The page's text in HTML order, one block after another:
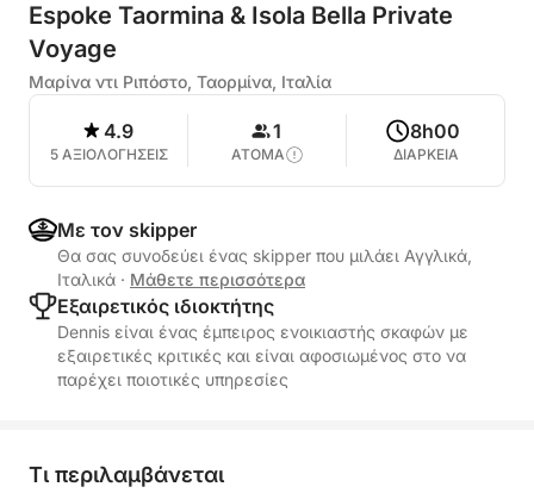
Espoke Taormina & Isola Bella Private
Voyage
Μαρίνα ντι Ριπόστο, Ταορμίνα, Ιταλία
4.9
5 ΑΞΙΟΛΟΓΗΣΕΙΣ
1
ΑΤΟΜΑ
8h00
ΔΙΑΡΚΕΙΑ
Με τον skipper
Θα σας συνοδεύει ένας skipper που μιλάει Αγγλικά,
Ιταλικά · Μάθετε περισσότερα
Εξαιρετικός ιδιοκτήτης
Dennis είναι ένας έμπειρος ενοικιαστής σκαφών με
εξαιρετικές κριτικές και είναι αφοσιωμένος στο να
παρέχει ποιοτικές υπηρεσίες
Τι περιλαμβάνεται